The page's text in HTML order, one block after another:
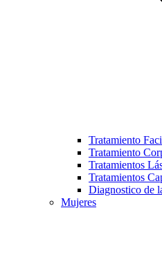
Tratamiento
Tratamiento
Tratamientos
Tratamientos
Diagnostico de
Mujeres